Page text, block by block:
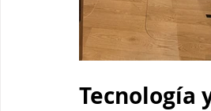
Tecnología